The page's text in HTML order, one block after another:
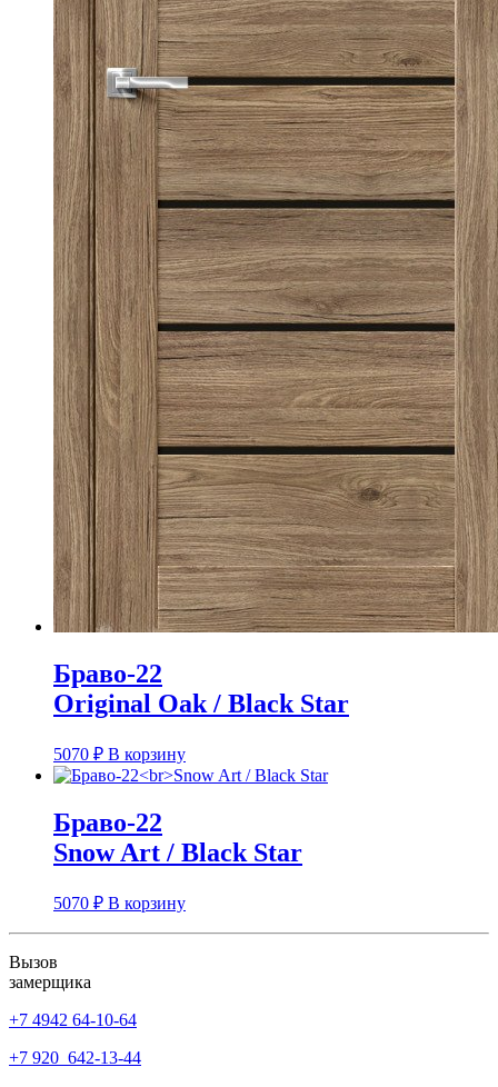
Браво-22
Original Oak / Black Star
5070 ₽ В корзину
Браво-22
Snow Art / Black Star
5070 ₽ В корзину
Вызов
замерщика
+7 4942 64-10-64
+7 920 642-13-44